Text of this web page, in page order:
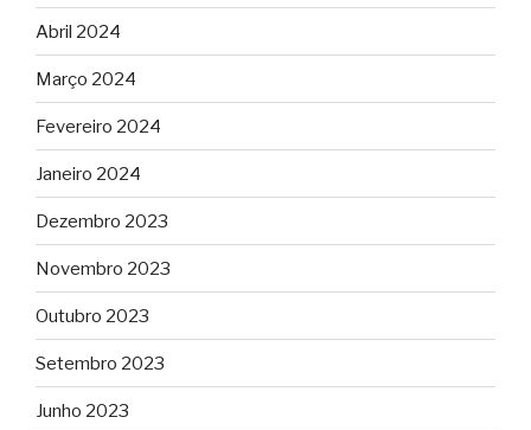
Abril 2024
Março 2024
Fevereiro 2024
Janeiro 2024
Dezembro 2023
Novembro 2023
Outubro 2023
Setembro 2023
Junho 2023